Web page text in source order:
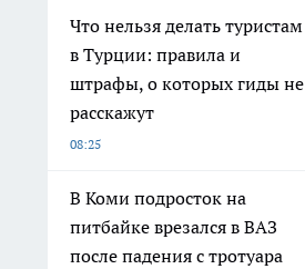
Что нельзя делать туристам
в Турции: правила и
штрафы, о которых гиды не
расскажут
08:25
В Коми подросток на
питбайке врезался в ВАЗ
после падения с тротуара